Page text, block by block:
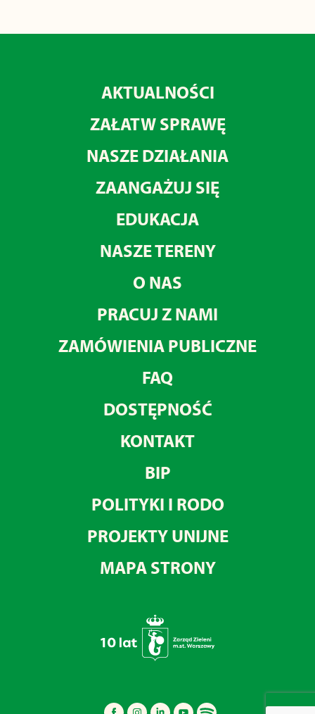
AKTUALNOŚCI
ZAŁATW SPRAWĘ
NASZE DZIAŁANIA
ZAANGAŻUJ SIĘ
EDUKACJA
NASZE TERENY
O NAS
PRACUJ Z NAMI
ZAMÓWIENIA PUBLICZNE
FAQ
DOSTĘPNOŚĆ
KONTAKT
BIP
POLITYKI I RODO
PROJEKTY UNIJNE
MAPA STRONY